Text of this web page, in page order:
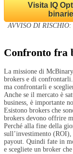
Visita IQ
AVVISO DI RISCHIO:
Confronto fra
La missione di
brokers e di
ma confrontarli e
Anche se il mercato è
business, è importante
Esistono brokers che
brokers devono offrire
Perché alla fine della
sull’investimento
payout. Quindi fate in
e scegliete un broker